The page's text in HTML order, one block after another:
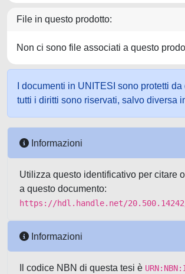
File in questo prodotto:
Non ci sono file associati a questo
I documenti in UNITESI sono protetti
tutti i diritti sono riservati, salvo diversa
Informazioni
Utilizza questo identificativo per citare
a questo documento:
https://hdl.handle.net/
Informazioni
Il codice NBN di questa tesi è